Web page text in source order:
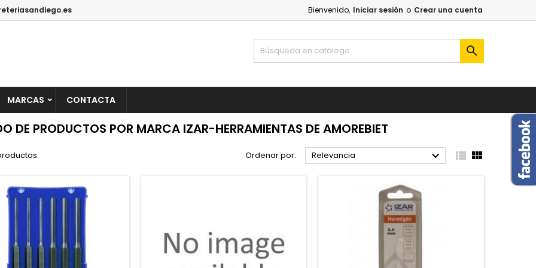
Bienvenido, Iniciar sesión o Crear una cuenta

MARCAS CONTACTA
DE PRODUCTOS POR MARCA IZAR-HERRAMIENTAS DE AMOREBIET
Ordenar por: Relevancia   